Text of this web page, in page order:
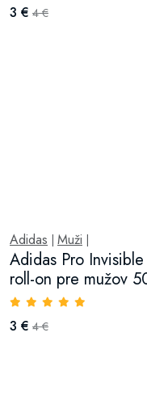
3 € 4 €
Adidas Muži
Adidas Pro
roll-on pre mužov
3 € 4 €